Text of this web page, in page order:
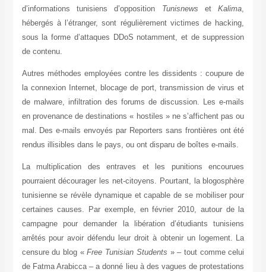
d’informations tunisiens d’oppositionTunisnewset
hébergés à l’étranger, sont régulièrement victimes de
sous la forme d’attaques DDoS notamment, et de
de contenu.
Autres méthodes employées contre les dissidents :
la connexion Internet, blocage de port, transmission de
de malware, infiltration des forums de discussion. Les e-
en provenance de destinations « hostiles » ne s’affichent
mal. Des e-mails envoyés par Reporters sans frontières ont
rendus illisibles dans le pays, ou ont disparu de boîtes e-
La multiplication des entraves et les punitions
pourraient décourager les net-citoyens. Pourtant, la
tunisienne se révèle dynamique et capable de se mobiliser
certaines causes. Par exemple, en février 2010, autour
campagne pour demander la libération d’étudiants
arrêtés pour avoir défendu leur droit à obtenir un
censure du blog «Free Tunisian Students » – tout comme
de Fatma Arabicca – a donné lieu à des vagues de